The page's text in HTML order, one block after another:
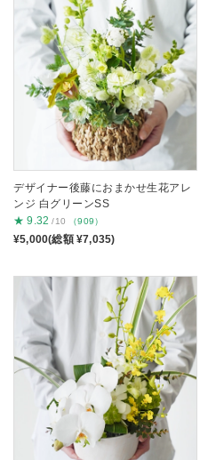
デザイナー後藤におまかせ生花アレ
ンジ 白グリーンSS
★ 9.32 /10 （909）
¥5,000(総額 ¥7,035)